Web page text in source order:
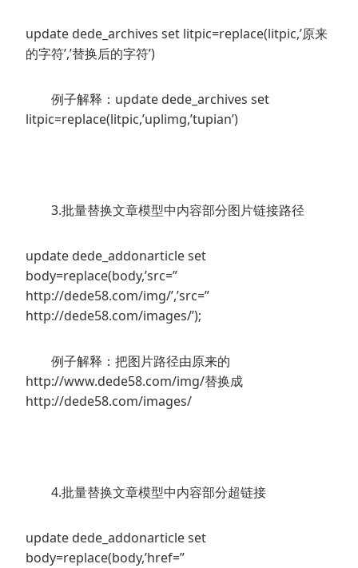
update dede_archives set litpic=replace(litpic,’原来
的字符’,’替换后的字符’)
例子解释：update dede_archives set
litpic=replace(litpic,’uplimg,’tupian’)
3.批量替换文章模型中内容部分图片链接路径
update dede_addonarticle set
body=replace(body,’src=”
http://dede58.com/img/’,’src=”
http://dede58.com/images/’);
例子解释：把图片路径由原来的
http://www.dede58.com/img/替换成
http://dede58.com/images/
4.批量替换文章模型中内容部分超链接
update dede_addonarticle set
body=replace(body,’href=”